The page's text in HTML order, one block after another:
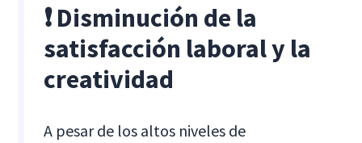
❗ Disminución de la
satisfacción laboral y la
creatividad
A pesar de los altos niveles de